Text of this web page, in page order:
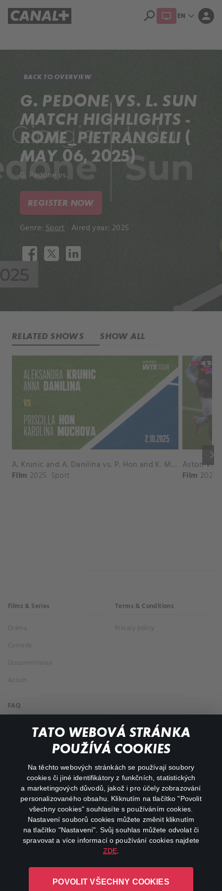
TATO WEBOVÁ STRÁNKA
POUŽÍVÁ COOKIES
Na těchto webových stránkách se používají soubory
cookies či jiné identifikátory z funkčních, statistických
a marketingových důvodů, jakož i pro účely zobrazování
personalizovaného obsahu. Kliknutím na tlačítko "Povolit
všechny cookies" souhlasíte s používáním cookies.
Nastavení souborů cookies můžete změnit kliknutím
na tlačítko "Nastavení". Svůj souhlas můžete odvolat či
spravovat a více informací o používání cookies najdete
ZDE
POVOLIT VŠECHNY COOKIES
search EN expand_more person
BACK TO OVERVIEW
G. PEDONE VS. L. SUN
MATCH HIGHLIGHTS -
ROME_PIETRANGELI (
MAY 06, 2025)
G. Pedone vs.
REGISTER NOW
Genre: Sport Aired year: 2025
RELATED SHOWS SHOW ALL
keyboard_arrow_right
A. Krunic and A. Danilina vs. P. Hon and K. Muchova Match Highlights - BEIJING_Capital Group Diamond ( October 02, 2025)
Film 2025 Sport Film 2026
Films & Series
Drama
Comedy
Documentaries
Action
Terms & Conditions
Privacy policy
FAQ
My profile
facebookinstagram
youtube
L-1246 Luxembourg R.C.S.